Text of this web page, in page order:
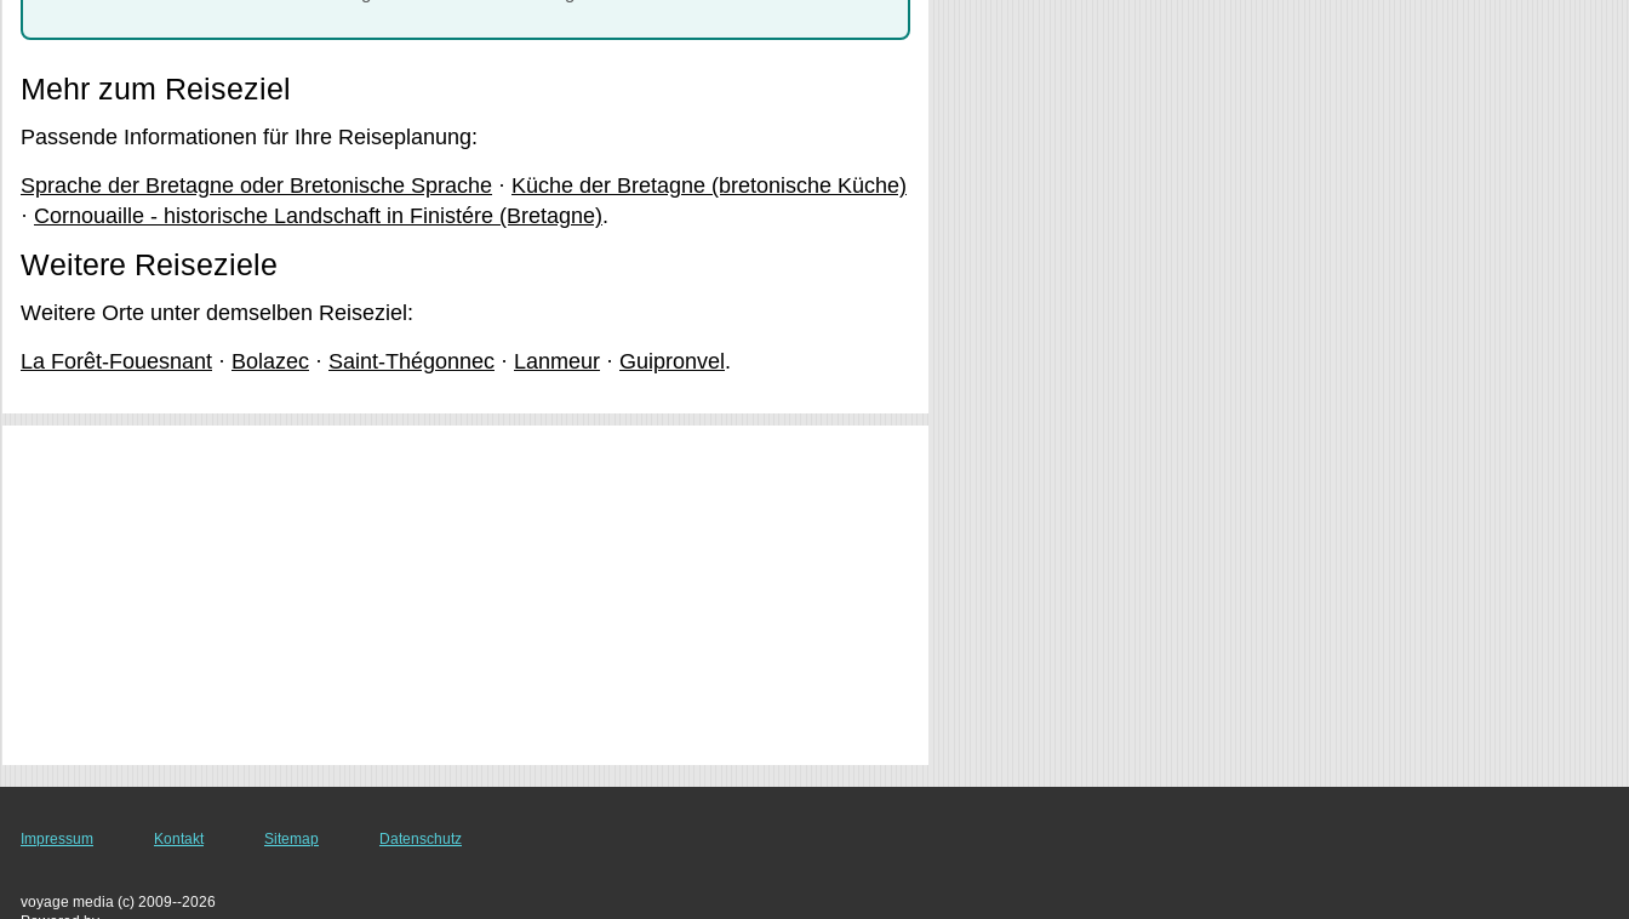
Mehr zum Reiseziel
Passende Informationen für Ihre Reiseplanung:
Sprache der Bretagne oder Bretonische Sprache · Küche der Bretagne (bretonische Küche)
· Cornouaille - historische Landschaft in Finistére (Bretagne).
Weitere Reiseziele
Weitere Orte unter demselben Reiseziel:
La Forêt-Fouesnant · Bolazec · Saint-Thégonnec · Lanmeur · Guipronvel .
Impressum Kontakt Sitemap Datenschutz
voyage media (c) 2009--2026